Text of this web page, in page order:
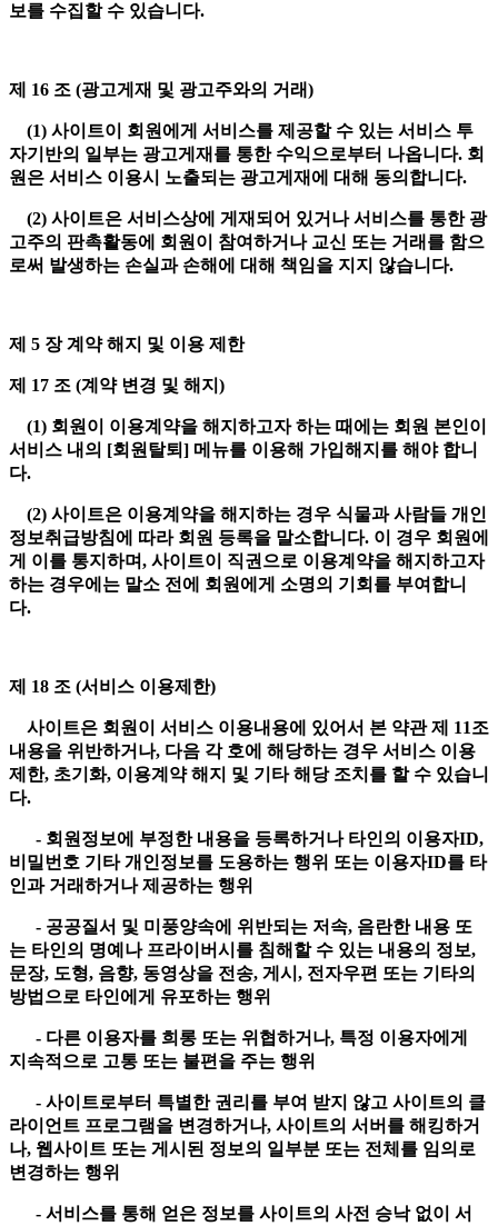
보를 수집할 수 있습니다.
제 16 조 (광고게재 및 광고주와의 거래)
(1) 사이트이 회원에게 서비스를 제공할 수 있는 서비스 투
자기반의 일부는 광고게재를 통한 수익으로부터 나옵니다. 회
원은 서비스 이용시 노출되는 광고게재에 대해 동의합니다.
(2) 사이트은 서비스상에 게재되어 있거나 서비스를 통한 광
고주의 판촉활동에 회원이 참여하거나 교신 또는 거래를 함으
로써 발생하는 손실과 손해에 대해 책임을 지지 않습니다.
제 5 장 계약 해지 및 이용 제한
제 17 조 (계약 변경 및 해지)
(1) 회원이 이용계약을 해지하고자 하는 때에는 회원 본인이
서비스 내의 [회원탈퇴] 메뉴를 이용해 가입해지를 해야 합니
다.
(2) 사이트은 이용계약을 해지하는 경우 식물과 사람들 개인
정보취급방침에 따라 회원 등록을 말소합니다. 이 경우 회원에
게 이를 통지하며, 사이트이 직권으로 이용계약을 해지하고자
하는 경우에는 말소 전에 회원에게 소명의 기회를 부여합니
다.
제 18 조 (서비스 이용제한)
사이트은 회원이 서비스 이용내용에 있어서 본 약관 제 11조
내용을 위반하거나, 다음 각 호에 해당하는 경우 서비스 이용
제한, 초기화, 이용계약 해지 및 기타 해당 조치를 할 수 있습니
다.
- 회원정보에 부정한 내용을 등록하거나 타인의 이용자ID,
비밀번호 기타 개인정보를 도용하는 행위 또는 이용자ID를 타
인과 거래하거나 제공하는 행위
- 공공질서 및 미풍양속에 위반되는 저속, 음란한 내용 또
는 타인의 명예나 프라이버시를 침해할 수 있는 내용의 정보,
문장, 도형, 음향, 동영상을 전송, 게시, 전자우편 또는 기타의
방법으로 타인에게 유포하는 행위
- 다른 이용자를 희롱 또는 위협하거나, 특정 이용자에게
지속적으로 고통 또는 불편을 주는 행위
- 사이트로부터 특별한 권리를 부여 받지 않고 사이트의 클
라이언트 프로그램을 변경하거나, 사이트의 서버를 해킹하거
나, 웹사이트 또는 게시된 정보의 일부분 또는 전체를 임의로
변경하는 행위
- 서비스를 통해 얻은 정보를 사이트의 사전 승낙 없이 서